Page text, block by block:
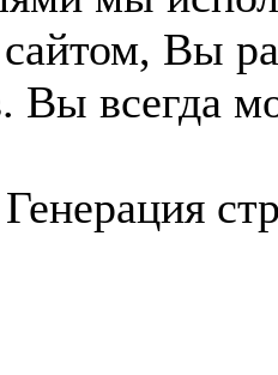
Вы
Вы всегда